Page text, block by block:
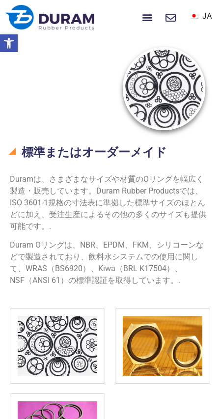
ツールバーを開く
JA
標準またはオーダーメイド
Duramは、さまざまなサイズや材質のOリングを幅広く
製造・販売しています。Duram Rubber Productsでは、
ISO 3601-1規格の寸法表に準拠した標準サイズのほとん
どに加え、受注生産によるその他の多くのサイズも提供
可能です。.
Duram Oリングは、NBR、EPDM、FKM、シリコーンな
どで製造されており、飲料水システムでの使用に関し
て、WRAS（BS6920）、Kiwa（BRL K17504）、
NSF（ANSI 61）の標準認証を取得しています。.